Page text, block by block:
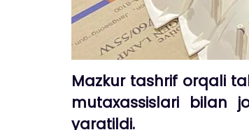
Mazkur tashrif orqali
mutaxassislari bilan
yaratildi.